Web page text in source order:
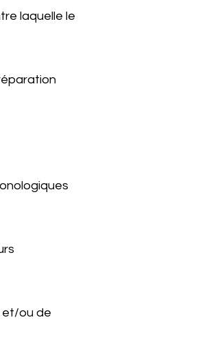
laquelle le
et/ou de